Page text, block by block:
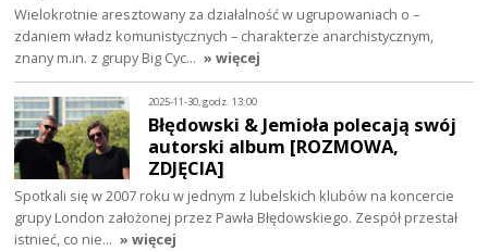
Wielokrotnie aresztowany za działalność w ugrupowaniach o –
zdaniem władz komunistycznych – charakterze anarchistycznym,
znany m.in. z grupy Big Cyc… » więcej
2025-11-30, godz. 13:00
Błędowski & Jemioła polecają swój
autorski album [ROZMOWA,
ZDJĘCIA]
Spotkali się w 2007 roku w jednym z lubelskich klubów na koncercie
grupy London założonej przez Pawła Błędowskiego. Zespół przestał
istnieć, co nie… » więcej